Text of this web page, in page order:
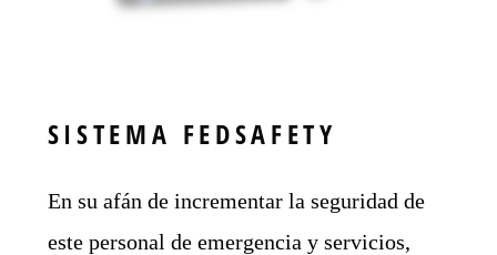
SISTEMA FEDSAFETY
En su afán de incrementar la seguridad de
este personal de emergencia y servicios,